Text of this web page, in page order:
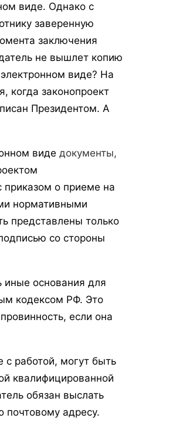
виде. Однако с
заверенную
заключения
не вышлет копию
виде? На
когда законопроект
Президентом. А
виде документы,
приказом о приеме на
нормативными
представлены только
со стороны
иные основания для
кодексом РФ. Это
если она
с работой, могут быть
квалифицированной
обязан выслать
почтовому адресу.